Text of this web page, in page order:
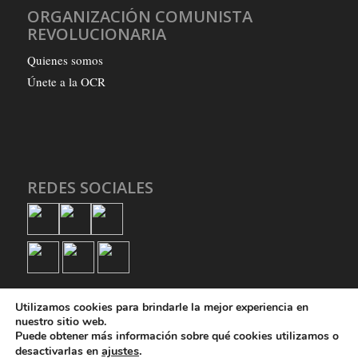
ORGANIZACIÓN COMUNISTA
REVOLUCIONARIA
Quienes somos
Únete a la OCR
REDES SOCIALES
Utilizamos cookies para brindarle la mejor experiencia en
nuestro sitio web.
Puede obtener más información sobre qué cookies utilizamos o
desactivarlas en ajustes.